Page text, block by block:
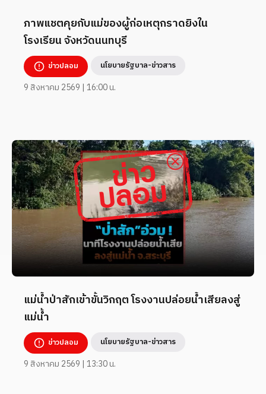
ภาพแชตคุยกับแม่ของผู้ก่อเหตุกราดยิงใน
โรงเรียน จังหวัดนนทบุรี
ข่าวปลอม นโยบายรัฐบาล-ข่าวสาร
9 สิงหาคม 2569 | 16:00 น.
แม่น้ำป่าสักเข้าขั้นวิกฤต โรงงานปล่อยน้ำเสียลงสู่
แม่น้ำ
ข่าวปลอม นโยบายรัฐบาล-ข่าวสาร
9 สิงหาคม 2569 | 13:30 น.